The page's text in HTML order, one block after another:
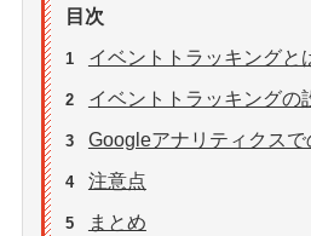
目次
1 イベントトラッキングと
2 イベントトラッキングの
3 Googleアナリティクス
4 注意点
5 まとめ